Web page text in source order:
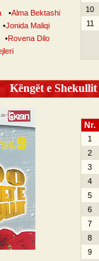
•Alma Bektashi
•Jonida Maliqi
•Rovena Dilo
10
11
Këngët e
Nr.
1
2
3
4
5
6
7
8
9